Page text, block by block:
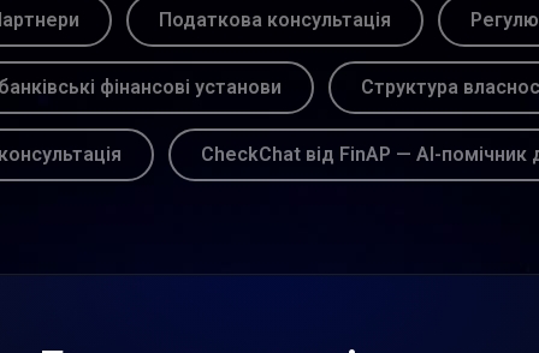
Податкова консультація
фінансові установи Структура
CheckChat від FinAP — AI-помічник